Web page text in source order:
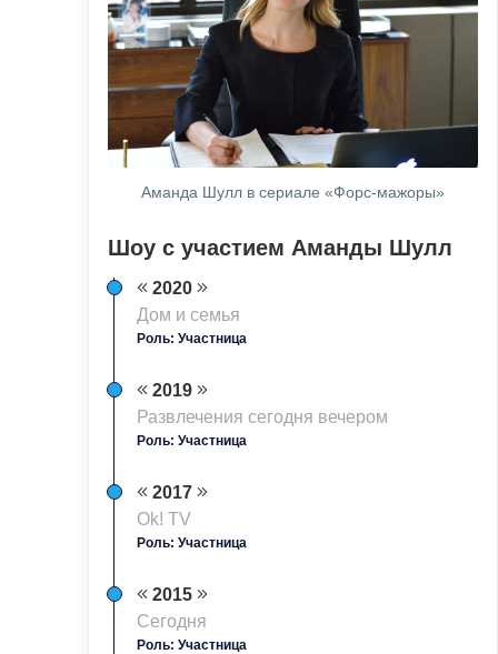
Аманда Шулл в сериале «Форс-мажоры»
Шоу с участием Аманды Шулл
2020
Дом и семья
Роль: Участница
2019
Развлечения сегодня вечером
Роль: Участница
2017
Ok! TV
Роль: Участница
2015
Сегодня
Роль: Участница